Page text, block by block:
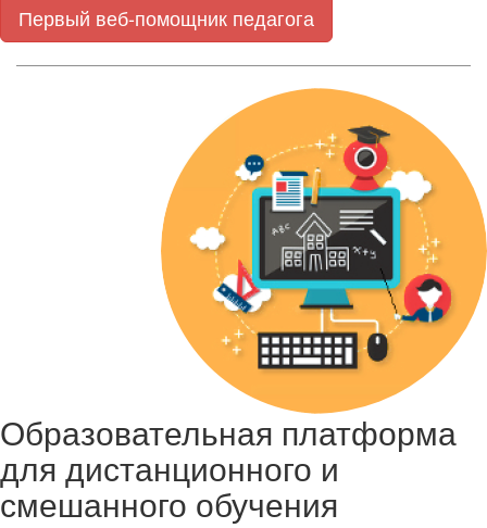
Первый веб-помощник педагога
Образовательная платформа
для дистанционного и
смешанного обучения